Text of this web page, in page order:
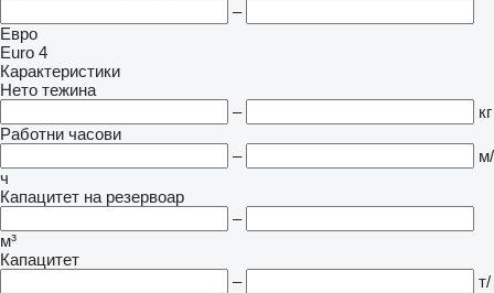
–
Евро
Euro 4
Карактеристики
Нето тежина
–
кг
Работни часови
–
м/
ч
Капацитет на резервоар
–
м³
Капацитет
–
т/